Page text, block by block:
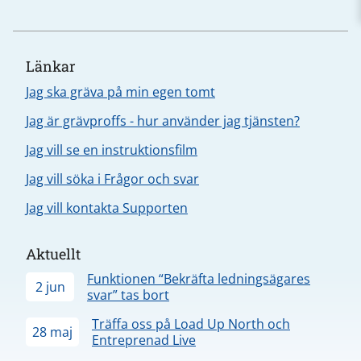
Länkar
Jag ska gräva på min egen tomt
Jag är grävproffs - hur använder jag tjänsten?
Jag vill se en instruktionsfilm
Jag vill söka i Frågor och svar
Jag vill kontakta Supporten
Aktuellt
2 jun
Funktionen “Bekräfta ledningsägares
svar” tas bort
28 maj
Träffa oss på Load Up North och
Entreprenad Live